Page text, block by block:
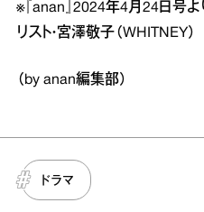
※『anan』2024年4月24日号
リスト・宮澤敬子（WHITNEY
（by anan編集部）
ドラマ